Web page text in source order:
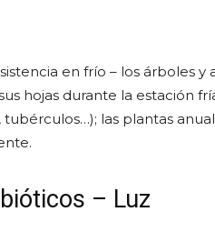
en frío – los árboles
hojas durante la estación
tubérculos…); las plantas
– Luz